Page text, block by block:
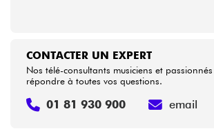
CONTACTER UN EXPERT
Nos télé-consultants musiciens et
répondre à toutes vos questions.
01 81 930 900 email